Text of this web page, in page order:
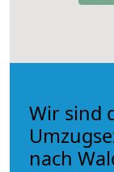
Wir sind
nach